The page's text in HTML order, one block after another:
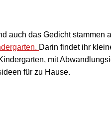
auch das Gedicht stammen
Darin findet ihr
mit
für zu Hause.